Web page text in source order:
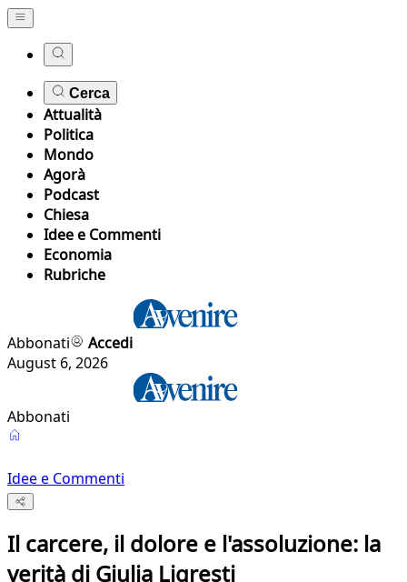
Cerca
Attualità
Politica
Mondo
Agorà
Podcast
Chiesa
Idee e Commenti
Economia
Rubriche
Abbonati
Accedi
August 6, 2026
Abbonati
Idee e Commenti
Il carcere, il dolore e l'assoluzione: la
verità di Giulia Ligresti